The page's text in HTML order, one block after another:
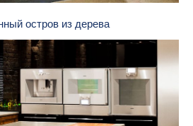
остров из дерева